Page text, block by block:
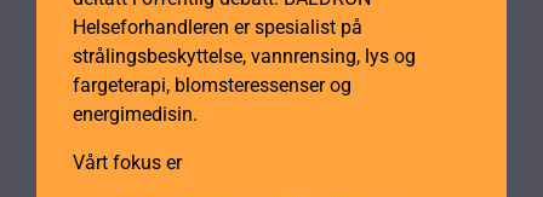
Helseforhandleren er spesialist på
strålingsbeskyttelse, vannrensing, lys og
fargeterapi, blomsteressenser og
energimedisin.
Vårt fokus er